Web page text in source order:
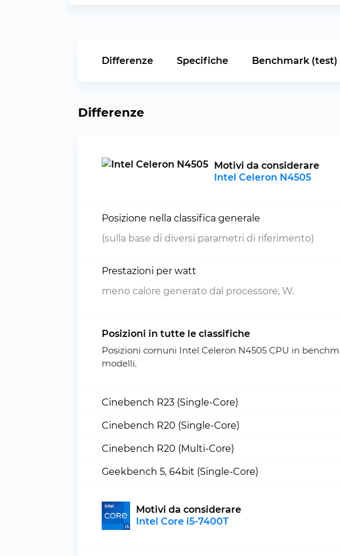
Differenze Specifiche Benchmark (test)
Differenze
Motivi da considerare
Intel Celeron N4505
Posizione nella classifica generale
(sulla base di diversi parametri di riferimento)
Prestazioni per watt
meno calore generato dal processore, W.
Posizioni in tutte le classifiche
Posizioni comuni Intel Celeron N4505 CPU in
modelli.
Cinebench R23 (Single-Core)
Cinebench R20 (Single-Core)
Cinebench R20 (Multi-Core)
Geekbench 5, 64bit (Single-Core)
Motivi da considerare
Intel Core i5-7400T